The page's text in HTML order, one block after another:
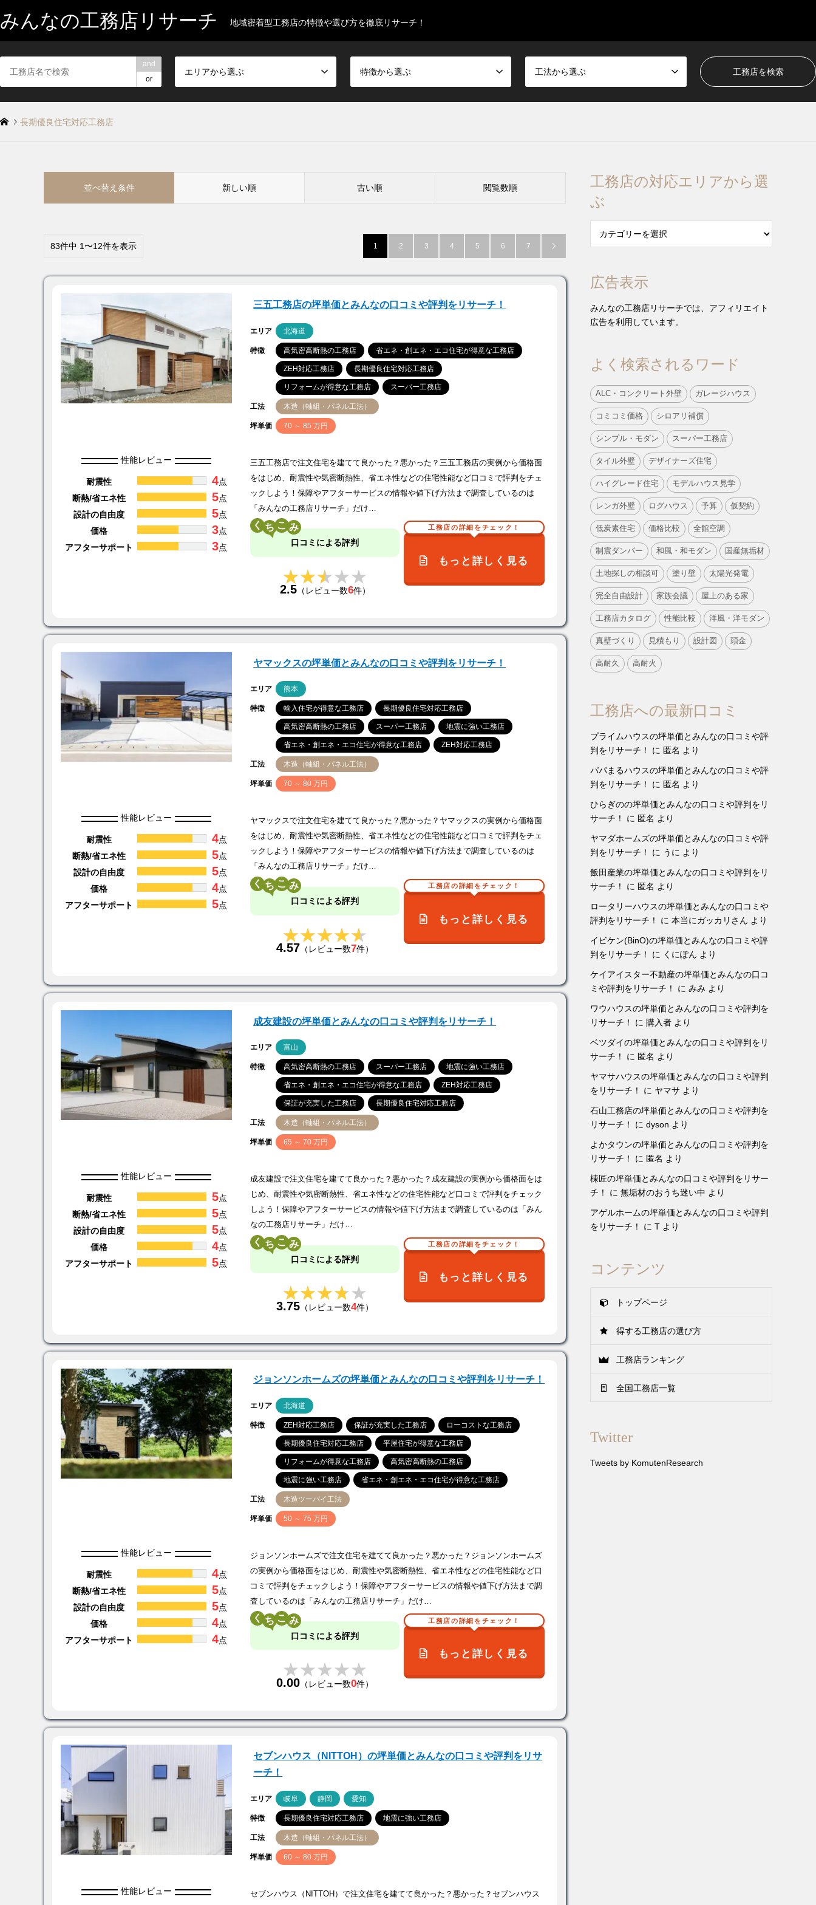
みんなの工務店リサーチ 地域密着型工務店の特徴や選び方を徹底リサーチ！
and
or
エリアから選ぶ 特徴から選ぶ 工法から選ぶ
長期優良住宅対応工務店
並べ替え条件 新しい順 古い順 閲覧数順
83件中 1〜12件を表示 1 2 3 4 5 6 7 
三五工務店の坪単価とみんなの口コミや評判をリサーチ！
エリア 北海道
特徴 高気密高断熱の工務店 省エネ・創エネ・エコ住宅が得意な工務店
ZEH対応工務店 長期優良住宅対応工務店
リフォームが得意な工務店 スーパー工務店
工法 木造（軸組・パネル工法）
坪単価 70 ～ 85 万円
性能レビュー
耐震性 4点
断熱/省エネ性
5点
設計の自由度
5点
価格
3点
アフターサポート
3点
三五工務店で注文住宅を建てて良かった？悪かった？三五工務店の実例から価格面
をはじめ、耐震性や気密断熱性、省エネ性などの住宅性能など口コミで評判をチェ
ックしよう！保障やアフターサービスの情報や値下げ方法まで調査しているのは
「みんなの工務店リサーチ」だけ…
く こ
口コミによる評判
★★★★★
★★★★★
2.5（レビュー数6件）
工務店の詳細をチェック！
もっと詳しく見る
ヤマックスの坪単価とみんなの口コミや評判をリサーチ！
エリア 熊本
特徴 輸入住宅が得意な工務店 長期優良住宅対応工務店
高気密高断熱の工務店 スーパー工務店 地震に強い工務店
省エネ・創エネ・エコ住宅が得意な工務店 ZEH対応工務店
工法 木造（軸組・パネル工法）
坪単価 70 ～ 80 万円
性能レビュー
耐震性 4点
断熱/省エネ性
5点
設計の自由度
5点
価格
4点
アフターサポート
5点
ヤマックスで注文住宅を建てて良かった？悪かった？ヤマックスの実例から価格面
をはじめ、耐震性や気密断熱性、省エネ性などの住宅性能など口コミで評判をチェ
ックしよう！保障やアフターサービスの情報や値下げ方法まで調査しているのは
「みんなの工務店リサーチ」だけ…
く こ
口コミによる評判
★★★★★
★★★★★
4.57 （レビュー数7件）
工務店の詳細をチェック！
もっと詳しく見る
成友建設の坪単価とみんなの口コミや評判をリサーチ！
エリア 富山
特徴 高気密高断熱の工務店 スーパー工務店 地震に強い工務店
省エネ・創エネ・エコ住宅が得意な工務店 ZEH対応工務店
保証が充実した工務店 長期優良住宅対応工務店
工法 木造（軸組・パネル工法）
坪単価 65 ～ 70 万円
性能レビュー
耐震性 5点
断熱/省エネ性
5点
設計の自由度
5点
価格
4点
アフターサポート
5点
成友建設で注文住宅を建てて良かった？悪かった？成友建設の実例から価格面をは
じめ、耐震性や気密断熱性、省エネ性などの住宅性能など口コミで評判をチェック
しよう！保障やアフターサービスの情報や値下げ方法まで調査しているのは「みん
なの工務店リサーチ」だけ…
く こ
口コミによる評判
★★★★★
★★★★★
3.75 （レビュー数4件）
工務店の詳細をチェック！
もっと詳しく見る
ジョンソンホームズの坪単価とみんなの口コミや評判をリサーチ！
エリア 北海道
特徴 ZEH対応工務店 保証が充実した工務店 ローコストな工務店
長期優良住宅対応工務店 平屋住宅が得意な工務店
リフォームが得意な工務店 高気密高断熱の工務店
地震に強い工務店 省エネ・創エネ・エコ住宅が得意な工務店
工法 木造ツーバイ工法
坪単価 50 ～ 75 万円
性能レビュー
耐震性 4点
断熱/省エネ性
5点
設計の自由度
5点
価格
4点
アフターサポート
4点
ジョンソンホームズで注文住宅を建てて良かった？悪かった？ジョンソンホームズ
の実例から価格面をはじめ、耐震性や気密断熱性、省エネ性などの住宅性能など口
コミで評判をチェックしよう！保障やアフターサービスの情報や値下げ方法まで調
査しているのは「みんなの工務店リサーチ」だけ…
く こ
口コミによる評判
★★★★★
★★★★★
0.00 （レビュー数0件）
工務店の詳細をチェック！
もっと詳しく見る
セブンハウス（NITTOH）の坪単価とみんなの口コミや評判をリサ
ーチ！
エリア 岐阜 静岡 愛知
特徴 長期優良住宅対応工務店 地震に強い工務店
工法 木造（軸組・パネル工法）
坪単価 60 ～ 80 万円
性能レビュー セブンハウス（NITTOH）で注文住宅を建てて良かった？悪かった？セブンハウス
工務店の対応エリアから選
ぶ
広告表示
みんなの工務店リサーチでは、アフィリエイト
広告を利用しています。
よく検索されるワード
ALC・コンクリート外壁 ガレージハウス
コミコミ価格 シロアリ補償
シンプル・モダン スーパー工務店
タイル外壁 デザイナーズ住宅
ハイグレード住宅 モデルハウス見学
レンガ外壁 ログハウス 予算 仮契約
低炭素住宅 価格比較 全館空調
制震ダンパー 和風・和モダン 国産無垢材
土地探しの相談可 塗り壁 太陽光発電
完全自由設計 家族会議 屋上のある家
工務店カタログ 性能比較 洋風・洋モダン
真壁づくり 見積もり 設計図 頭金
高耐久 高耐火
工務店への最新口コミ
プライムハウスの坪単価とみんなの口コミや評
判をリサーチ！
に 匿名 より
パパまるハウスの坪単価とみんなの口コミや評
判をリサーチ！
に 匿名 より
ひらぎのの坪単価とみんなの口コミや評判をリ
サーチ！
に 匿名 より
ヤマダホームズの坪単価とみんなの口コミや評
判をリサーチ！
に うに より
飯田産業の坪単価とみんなの口コミや評判をリ
サーチ！
に 匿名 より
ロータリーハウスの坪単価とみんなの口コミや
評判をリサーチ！
に 本当にガッカリさん より
イビケン(BinO)の坪単価とみんなの口コミや評
判をリサーチ！
に くにぽん より
ケイアイスター不動産の坪単価とみんなの口コ
ミや評判をリサーチ！
に みみ より
ワウハウスの坪単価とみんなの口コミや評判を
リサーチ！
に 購入者 より
ベツダイの坪単価とみんなの口コミや評判をリ
サーチ！
に 匿名 より
ヤマサハウスの坪単価とみんなの口コミや評判
をリサーチ！
に ヤマサ より
石山工務店の坪単価とみんなの口コミや評判を
リサーチ！
に dyson より
よかタウンの坪単価とみんなの口コミや評判を
リサーチ！
に 匿名 より
棟匠の坪単価とみんなの口コミや評判をリサー
チ！
に 無垢材のおうち迷い中 より
アゲルホームの坪単価とみんなの口コミや評判
をリサーチ！
に T より
コンテンツ
トップページ
得する工務店の選び方
工務店ランキング
全国工務店一覧
Twitter
Tweets by KomutenResearch